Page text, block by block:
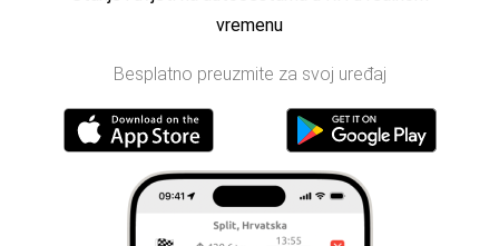
vremenu
Besplatno preuzmite za svoj uređaj